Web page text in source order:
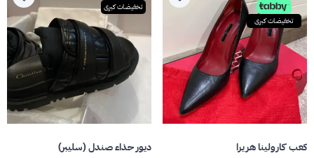
تخفيضات كبرى
كعب كارولينا هريرا
تخفيضات كبرى
ديور حذاء صندل (سليبر)